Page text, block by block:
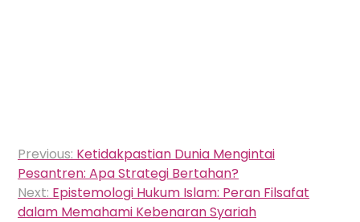
Navigasi
pos
Previous: Ketidakpastian Dunia Mengintai
Pesantren: Apa Strategi Bertahan?
Next: Epistemologi Hukum Islam: Peran Filsafat
dalam Memahami Kebenaran Syariah